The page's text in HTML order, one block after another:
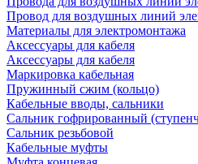
Провод для воздушных линий
Материалы для электромонтажа
Аксессуары для кабеля
Аксессуары для кабеля
Маркировка кабельная
Пружинный сжим (кольцо)
Кабельные вводы, сальники
Сальник гофрированный
Сальник резьбовой
Кабельные муфты